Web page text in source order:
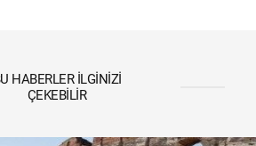
HABERLER İLGINIZI
ÇEKEBILIR